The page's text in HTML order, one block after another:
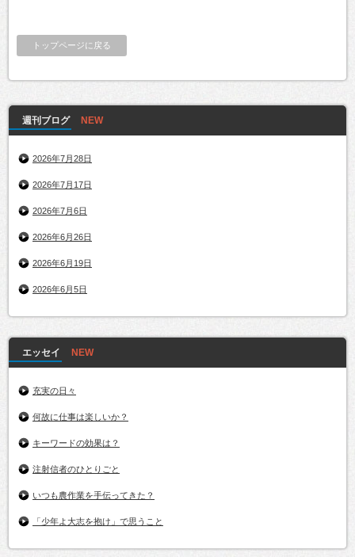
トップページに戻る
週刊ブログ
2026年7月28日
2026年7月17日
2026年7月6日
2026年6月26日
2026年6月19日
2026年6月5日
エッセイ
充実の日々
何故に仕事は楽しいか？
キーワードの効果は？
注射信者のひとりごと
いつも農作業を手伝ってきた？
「少年よ大志を抱け」で思うこと